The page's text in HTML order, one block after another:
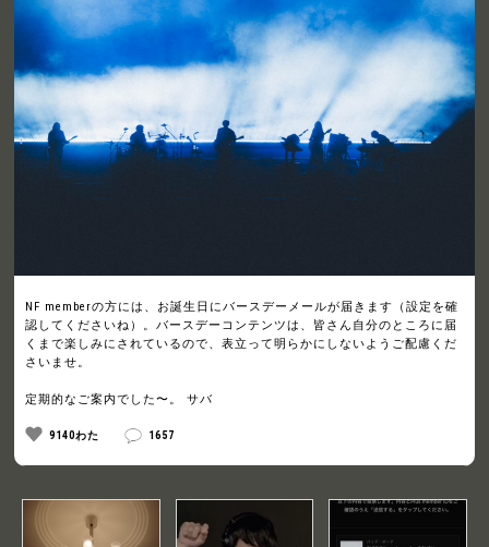
NF memberの方には、お誕生日にバースデーメールが届きます（設定を確
認してくださいね）。バースデーコンテンツは、皆さん自分のところに届
くまで楽しみにされているので、表立って明らかにしないようご配慮くだ
さいませ。
定期的なご案内でした〜。 サバ
9140わた 1657